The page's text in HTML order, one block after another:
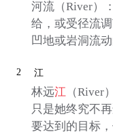
河流（River）
给，或受径流
凹地或岩洞流动
2 江
林远江（River
只是她终究不
要达到的目标